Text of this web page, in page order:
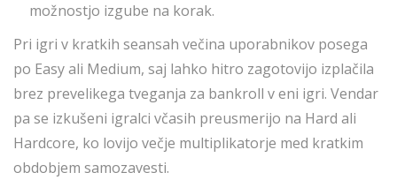
možnostjo izgube na korak.
Pri igri v kratkih seansah večina uporabnikov posega
po Easy ali Medium, saj lahko hitro zagotovijo izplačila
brez prevelikega tveganja za bankroll v eni igri. Vendar
pa se izkušeni igralci včasih preusmerijo na Hard ali
Hardcore, ko lovijo večje multiplikatorje med kratkim
obdobjem samozavesti.